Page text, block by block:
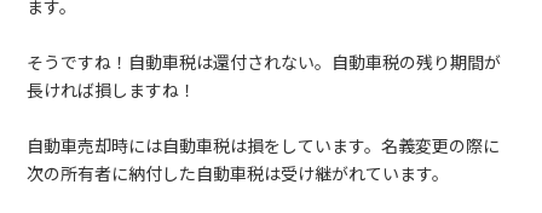
ます。
そうですね！自動車税は還付されない。自動車税の残り期間が
長ければ損しますね！
自動車売却時には自動車税は損をしています。名義変更の際に
次の所有者に納付した自動車税は受け継がれています。